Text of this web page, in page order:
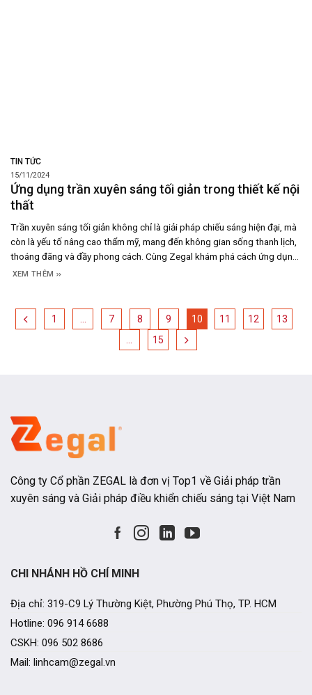
TIN TỨC
15/11/2024
Ứng dụng trần xuyên sáng tối giản trong thiết kế nội
thất
Trần xuyên sáng tối giản không chỉ là giải pháp chiếu sáng hiện đại, mà
còn là yếu tố nâng cao thẩm mỹ, mang đến không gian sống thanh lịch,
thoáng đãng và đầy phong cách. Cùng Zegal khám phá cách ứng dụng
trần xuyên sáng tối giản để tạo nên không gian sống tinh
XEM THÊM
1 … 7 8 9 10 11 12
13
…
15
Công ty Cổ phần ZEGAL là đơn vị Top1 về Giải pháp trần
xuyên sáng và Giải pháp điều khiển chiếu sáng tại Việt Nam
CHI NHÁNH HỒ CHÍ MINH
Địa chỉ: 319-C9 Lý Thường Kiệt, Phường Phú Thọ, TP. HCM
Hotline: 096 914 6688
CSKH: 096 502 8686
Mail: linhcam@zegal.vn